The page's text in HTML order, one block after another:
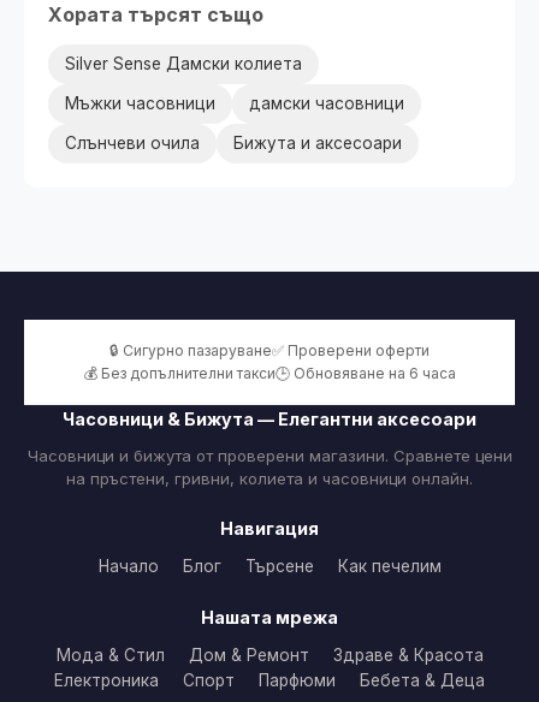
Хората търсят също
Silver Sense Дамски колиета
Мъжки часовници дамски часовници
Слънчеви очила Бижута и аксесоари
🔒 Сигурно пазаруване✅ Проверени оферти
💰 Без допълнителни такси🕒 Обновяване на 6 часа
Часовници & Бижута — Елегантни аксесоари
Часовници и бижута от проверени магазини. Сравнете цени
на пръстени, гривни, колиета и часовници онлайн.
Навигация
Начало Блог Търсене Как печелим
Нашата мрежа
Мода & Стил Дом & Ремонт
Здраве & Красота
Електроника
Спорт Парфюми Бебета & Деца